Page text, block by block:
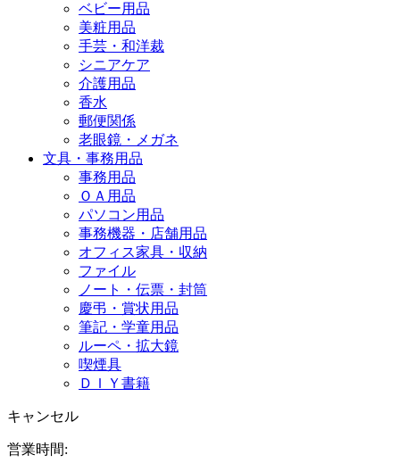
ベビー用品
美粧用品
手芸・和洋裁
シニアケア
介護用品
香水
郵便関係
老眼鏡・メガネ
文具・事務用品
事務用品
ＯＡ用品
パソコン用品
事務機器・店舗用品
オフィス家具・収納
ファイル
ノート・伝票・封筒
慶弔・賞状用品
筆記・学童用品
ルーペ・拡大鏡
喫煙具
ＤＩＹ書籍
キャンセル
営業時間: